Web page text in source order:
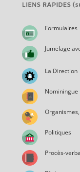
LIENS RAPIDES
Formulaires
Jumelage
La Direction
Nominingue
Politiques
Procès-